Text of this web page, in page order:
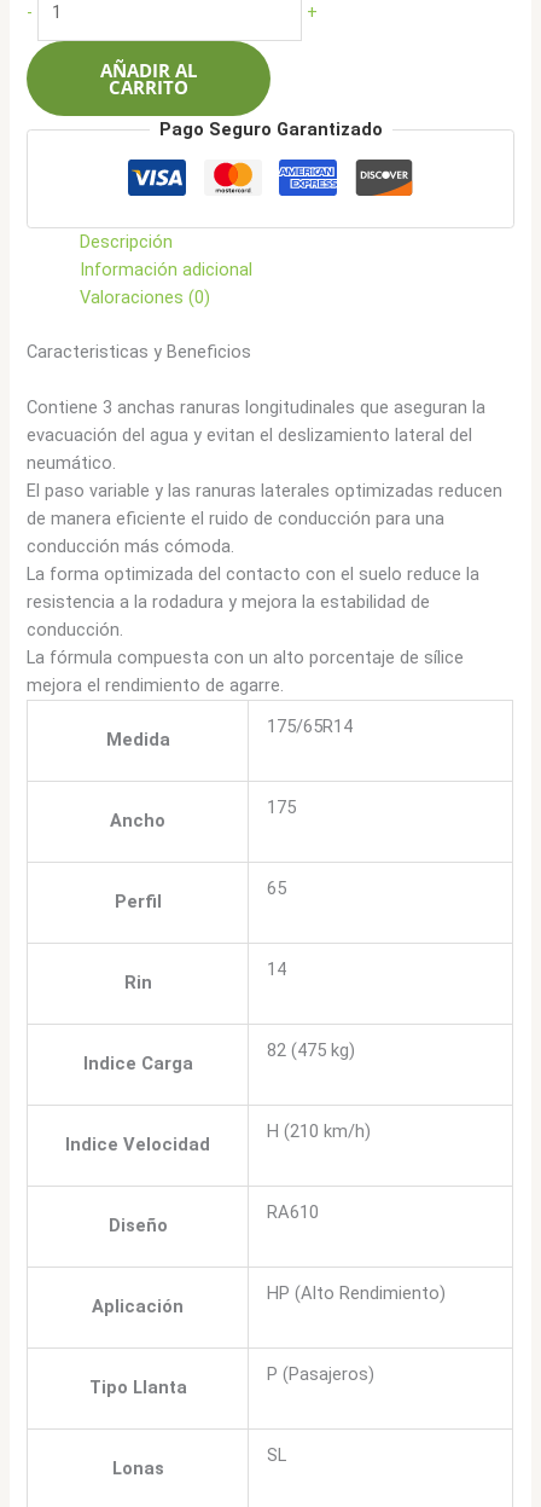
$261.900.
-
175/65R14
82H
cantidad
+
AÑADIR AL
CARRITO
Pago Seguro Garantizado
Descripción
Información adicional
Valoraciones (0)
Caracteristicas y Beneficios
Contiene 3 anchas ranuras longitudinales que aseguran la
evacuación del agua y evitan el deslizamiento lateral del
neumático.
El paso variable y las ranuras laterales optimizadas reducen
de manera eficiente el ruido de conducción para una
conducción más cómoda.
La forma optimizada del contacto con el suelo reduce la
resistencia a la rodadura y mejora la estabilidad de
conducción.
La fórmula compuesta con un alto porcentaje de sílice
mejora el rendimiento de agarre.
Medida
175/65R14
Ancho
175
Perfil
65
Rin
14
Indice Carga
82 (475 kg)
Indice Velocidad
H (210 km/h)
Diseño
RA610
Aplicación
HP (Alto Rendimiento)
Tipo Llanta
P (Pasajeros)
Lonas
SL